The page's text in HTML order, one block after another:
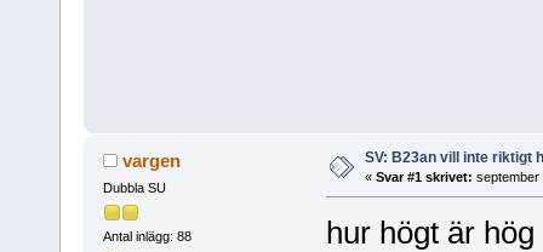
vargen
Dubbla SU
Antal inlägg: 88
SV: B23an vill inte riktigt
« Svar #1 skrivet: september
hur högt är